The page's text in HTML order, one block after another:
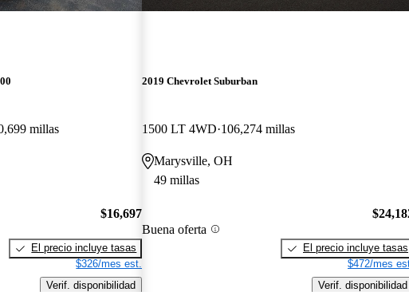
millas
$16,697
El precio incluye tasas
$326/mes est.
Verif. disponibilidad
2019 Chevrolet Suburban
1500 LT 4WD 106,274 millas
Marysville, OH
49 millas
Buena oferta
El precio incluye tasas
$472/mes
Verif. disponibilidad